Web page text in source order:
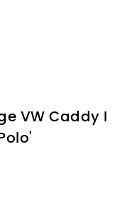
VW Caddy I